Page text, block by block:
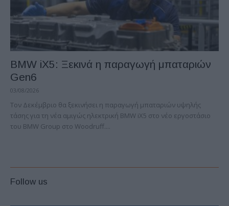
BMW iX5: Ξεκινά η παραγωγή μπαταριών
Gen6
03/08/2026
Τον Δεκέμβριο θα ξεκινήσει η παραγωγή μπαταριών υψηλής
τάσης για τη νέα αμιγώς ηλεκτρική BMW iX5 στο νέο εργοστάσιο
του BMW Group στο Woodruff....
Follow us